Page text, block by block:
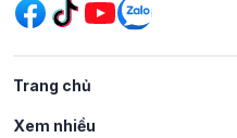
Trang chủ
Xem nhiều